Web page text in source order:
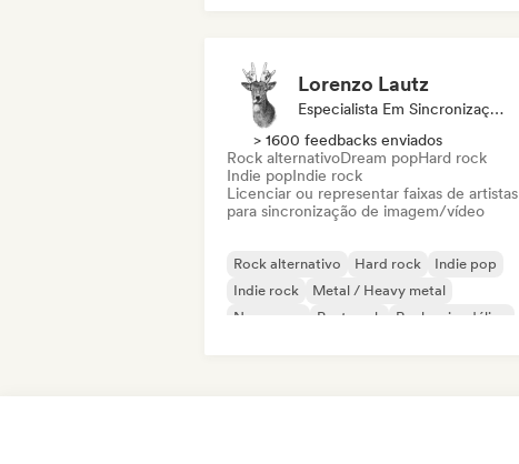
Lorenzo Lautz
Especialista Em Sincronização
> 1600 feedbacks enviados
Rock alternativoDream popHard rock
Indie popIndie rock
Licenciar ou representar faixas de artistas
para sincronização de imagem/vídeo
Rock alternativo Hard rock
Indie pop
Indie rock
Metal / Heavy metal
New wave
Post punk Rock psicodélico